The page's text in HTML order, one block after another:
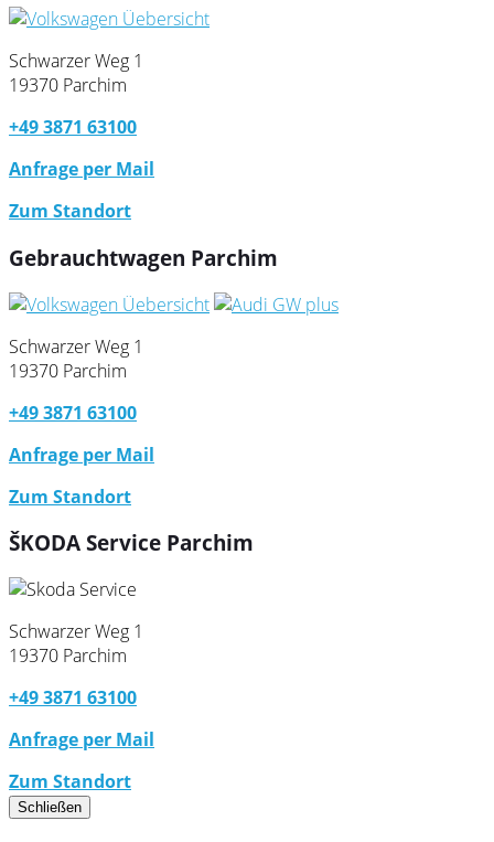
Schwarzer Weg 1
19370 Parchim
+49 3871 63100
Anfrage per Mail
Zum Standort
Gebrauchtwagen Parchim
Schwarzer Weg 1
19370 Parchim
+49 3871 63100
Anfrage per Mail
Zum Standort
ŠKODA Service Parchim
Schwarzer Weg 1
19370 Parchim
+49 3871 63100
Anfrage per Mail
Zum Standort
Schließen